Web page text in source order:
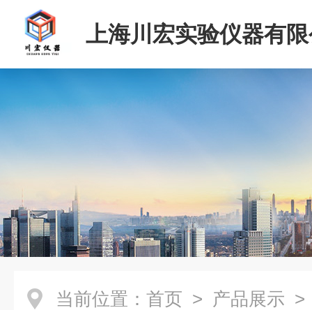
上海川宏实验仪器有
当前位置： 首页 > 产品展示